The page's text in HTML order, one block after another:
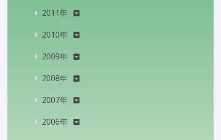
2011年
2010年
2009年
2008年
2007年
2006年